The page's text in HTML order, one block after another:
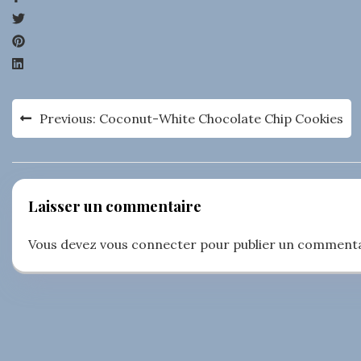
Navigation
de
l’article
Previous: Coconut-White Chocolate Chip Cookies
Laisser un commentaire
Vous devez vous connecter pour publier un